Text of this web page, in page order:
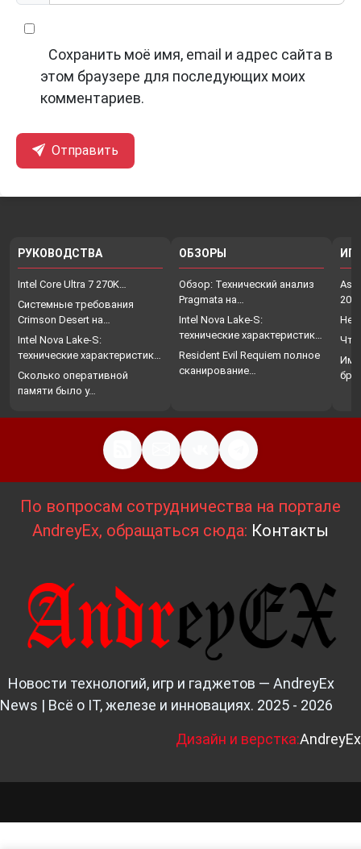
Сохранить моё имя, email и адрес сайта в
этом браузере для последующих моих
комментариев.
Отправить
РУКОВОДСТВА
Intel Core Ultra 7 270K…
Системные требования
Crimson Desert на…
Intel Nova Lake-S:
технические характеристики,
…
Сколько оперативной
памяти было у…
ОБЗОРЫ
Обзор: Технический анализ
Pragmata на…
Intel Nova Lake-S:
технические характеристики,
…
Resident Evil Requiem полное
сканирование…
Что
По вопросам сотрудничества на портале
AndreyEx, обращаться сюда: Контакты
Новости технологий, игр и гаджетов — AndreyEx
News | Всё о IT, железе и инновациях. 2025 - 2026
Дизайн и верстка:AndreyEx